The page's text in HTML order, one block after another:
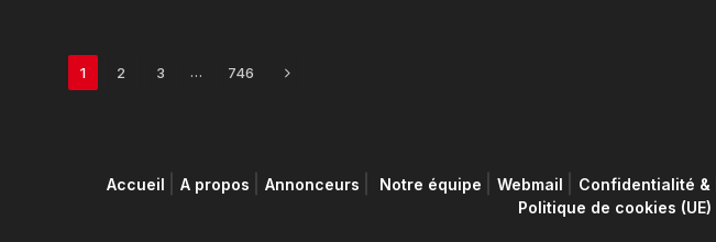
1 2 3 … 746 Next
Accueil A propos Annonceurs Notre équipe Webmail Confidentialité &
Politique de cookies (UE)